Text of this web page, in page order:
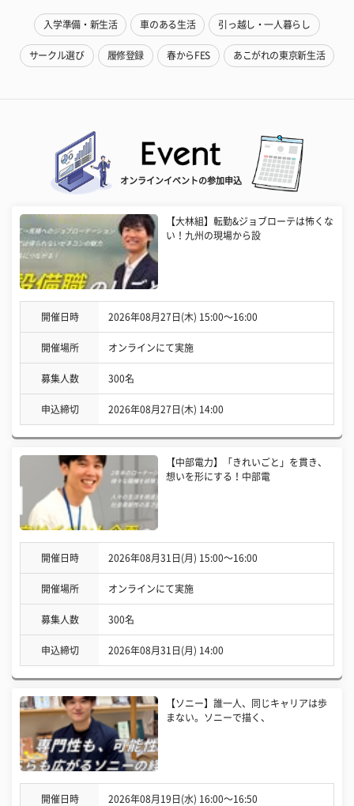
入学準備・新生活 車のある生活 引っ越し・一人暮らし
サークル選び 履修登録 春からFES あこがれの東京新生活
オンラインイベントの参加申込
【大林組】転勤&ジョブローテは怖くな
い！九州の現場から設
開催日時 2026年08月27日(木) 15:00〜16:00
開催場所 オンラインにて実施
募集人数 300名
申込締切 2026年08月27日(木) 14:00
【中部電力】「きれいごと」を貫き、
想いを形にする！中部電
開催日時 2026年08月31日(月) 15:00〜16:00
開催場所 オンラインにて実施
募集人数 300名
申込締切 2026年08月31日(月) 14:00
【ソニー】誰一人、同じキャリアは歩
まない。ソニーで描く、
開催日時 2026年08月19日(水) 16:00〜16:50